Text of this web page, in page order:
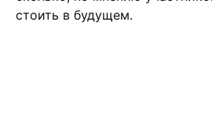
стоить в будущем.